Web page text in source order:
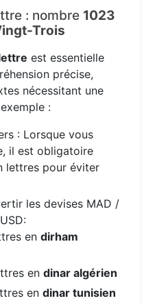
: nombre 1023
Trois
est essentielle
précise,
nécessitant une
:
: Lorsque vous
il est obligatoire
lettres pour éviter
les devises MAD /
endirham
endinar algérien
endinar tunisien